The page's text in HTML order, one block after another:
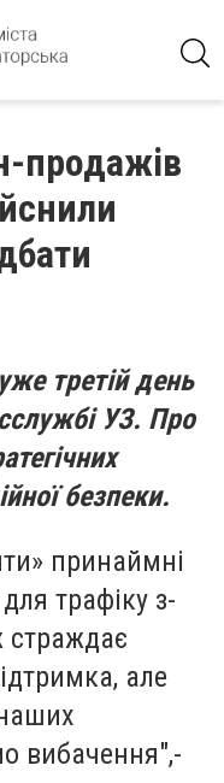
продажів
третій день
УЗ. Про
безпеки.
принаймні
трафіку з-
страждає
але
вибачення",-